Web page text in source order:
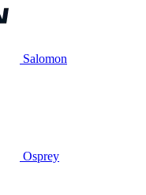
Salomon
Osprey